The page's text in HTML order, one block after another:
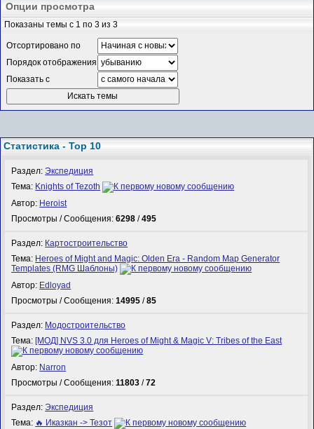
Опции просмотра
Показаны темы с 1 по 3 из 3
Отсортировано по
Порядок отображения
Показать с
Статистика - Top 10
Раздел:Экспедиция
Тема: Knights of Tezoth
Автор: Heroist
Просмотры / Сообщения:6298 /495
Раздел: Картостроительство
Тема: Heroes of Might and Magic: Olden Era - Random Map Generator
Templates (RMG Шаблоны)
Автор: Edloyad
Просмотры / Сообщения:14995 /85
Раздел: Модостроительство
Тема: [МОД] NVS 3.0 для Heroes of Might & Magic V: Tribes of the East
Автор: Narron
Просмотры / Сообщения:11803 /72
Раздел:Экспедиция
Тема: 🔥 Иказкан -> Тезот